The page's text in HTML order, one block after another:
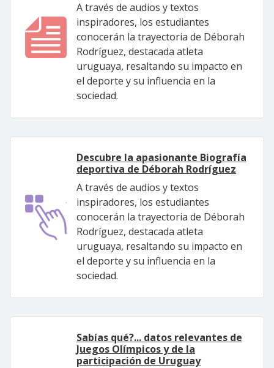
A través de audios y textos
inspiradores, los estudiantes
conocerán la trayectoria de Déborah
Rodríguez, destacada atleta
uruguaya, resaltando su impacto en
el deporte y su influencia en la
sociedad.
Descubre la apasionante Biografía
deportiva de Déborah Rodríguez
A través de audios y textos
inspiradores, los estudiantes
conocerán la trayectoria de Déborah
Rodríguez, destacada atleta
uruguaya, resaltando su impacto en
el deporte y su influencia en la
sociedad.
Sabías qué?... datos relevantes de
Juegos Olímpicos y de la
participación de Uruguay